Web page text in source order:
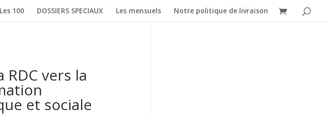
Les 100 DOSSIERS SPECIAUX Les mensuels Notre politique de livraison
RDC vers la
et sociale